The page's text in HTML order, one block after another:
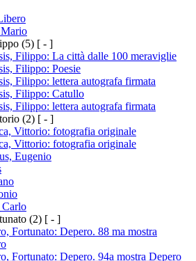
(5) [ - ]
Filippo: La città dalle 100 meraviglie
Filippo: Poesie
Filippo: lettera autografa firmata
Filippo: Catullo
Filippo: lettera autografa firmata
(2) [ - ]
Vittorio: fotografia originale
Vittorio: fotografia originale
Eugenio
(2) [ - ]
Fortunato: Depero. 88 ma mostra
Fortunato: Depero. 94a mostra Depero